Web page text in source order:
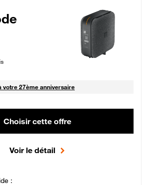
Fibre_18_26
0 mois puis 49,99 € par mois, Sans engagement
mois
votre 27ème anniversaire
Choisir cette offre
Voir le détail
: